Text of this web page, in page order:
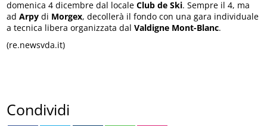
domenica 4 dicembre dal localeClub de Ski. Sempre il 4, ma
adArpy di Morgex, decollerà il fondo con una gara individuale
a tecnica libera organizzata dalValdigne Mont-Blanc.
(re.newsvda.it)
Condividi